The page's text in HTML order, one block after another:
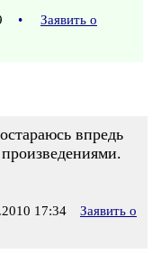
•
Заявить о
впредь
17:34
Заявить о